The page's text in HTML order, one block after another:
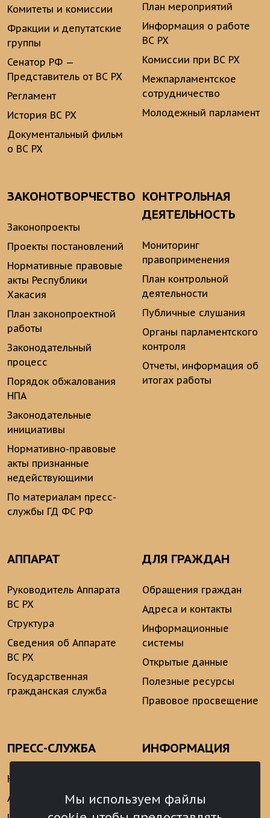
Мы используем файлы
Комитеты и комиссии
Фракции и депутатские
группы
Сенатор РФ —
Представитель от ВС РХ
Регламент
История ВС РХ
Документальный фильм
о ВС РХ
План мероприятий
Информация о работе
ВС РХ
Комиссии при ВС РХ
Межпарламентское
сотрудничество
Молодежный парламент
ЗАКОНОТВОРЧЕСТВО
Законопроекты
Проекты постановлений
Нормативные правовые
акты Республики
Хакасия
План законопроектной
работы
Законодательный
процесс
Порядок обжалования
НПА
Законодательные
инициативы
Нормативно-правовые
акты признанные
недействующими
По материалам пресс-
службы ГД ФС РФ
КОНТРОЛЬНАЯ
ДЕЯТЕЛЬНОСТЬ
Мониторинг
правоприменения
План контрольной
деятельности
Публичные слушания
Органы парламентского
контроля
Отчеты, информация об
итогах работы
АППАРАТ
Руководитель Аппарата
ВС РХ
Структура
Сведения об Аппарате
ВС РХ
Государственная
гражданская служба
ДЛЯ ГРАЖДАН
Обращения граждан
Адреса и контакты
Информационные
системы
Открытые данные
Полезные ресурсы
Правовое просвещение
ПРЕСС-СЛУЖБА
Новости
Анонсы
ИНФОРМАЦИЯ
аналитические
материалы